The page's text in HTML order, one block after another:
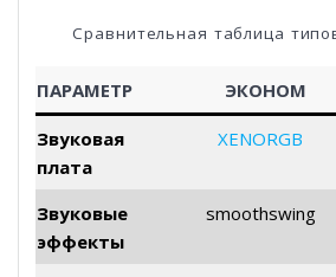
Сравнительная таблица
ПАРАМЕТР ЭКОНОМ
Звуковая
плата
XENORGB
Звуковые
эффекты
smoothswing